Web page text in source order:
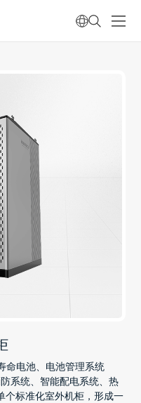
命电池、电池管理系统
系统、智能配电系统、热
个标准化室外机柜，形成一